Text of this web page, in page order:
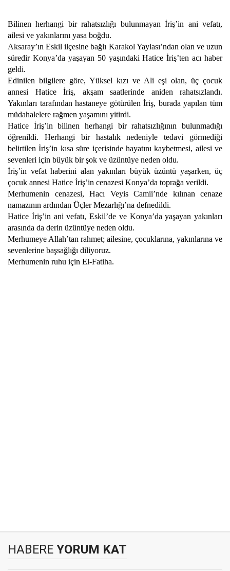
Bilinen herhangi bir rahatsızlığı bulunmayan İriş’in ani vefatı,
ailesi ve yakınlarını yasa boğdu.
Aksaray’ın Eskil ilçesine bağlı Karakol Yaylası’ndan olan ve uzun
süredir Konya’da yaşayan 50 yaşındaki Hatice İriş’ten acı haber
geldi.
Edinilen bilgilere göre, Yüksel kızı ve Ali eşi olan, üç çocuk
annesi Hatice İriş, akşam saatlerinde aniden rahatsızlandı.
Yakınları tarafından hastaneye götürülen İriş, burada yapılan tüm
müdahalelere rağmen yaşamını yitirdi.
Hatice İriş’in bilinen herhangi bir rahatsızlığının bulunmadığı
öğrenildi. Herhangi bir hastalık nedeniyle tedavi görmediği
belirtilen İriş’in kısa süre içerisinde hayatını kaybetmesi, ailesi ve
sevenleri için büyük bir şok ve üzüntüye neden oldu.
İriş’in vefat haberini alan yakınları büyük üzüntü yaşarken, üç
çocuk annesi Hatice İriş’in cenazesi Konya’da toprağa verildi.
Merhumenin cenazesi, Hacı Veyis Camii’nde kılınan cenaze
namazının ardından Üçler Mezarlığı’na defnedildi.
Hatice İriş’in ani vefatı, Eskil’de ve Konya’da yaşayan yakınları
arasında da derin üzüntüye neden oldu.
Merhumeye Allah’tan rahmet; ailesine, çocuklarına, yakınlarına ve
sevenlerine başsağlığı diliyoruz.
Merhumenin ruhu için El-Fatiha.
HABERE YORUM KAT